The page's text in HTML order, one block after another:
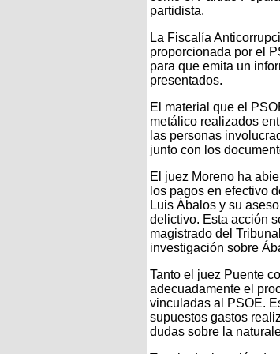
partidista.
La Fiscalía
proporcionada por el
para que emita un
presentados.
El material que el
metálico realizados
las personas
junto con los
El juez Moreno ha
los pagos en efectivo
Luis Ábalos y su
delictivo. Esta acción
magistrado del
investigación sobre
Tanto el juez Puente
adecuadamente el
vinculadas al PSOE.
supuestos gastos
dudas sobre la